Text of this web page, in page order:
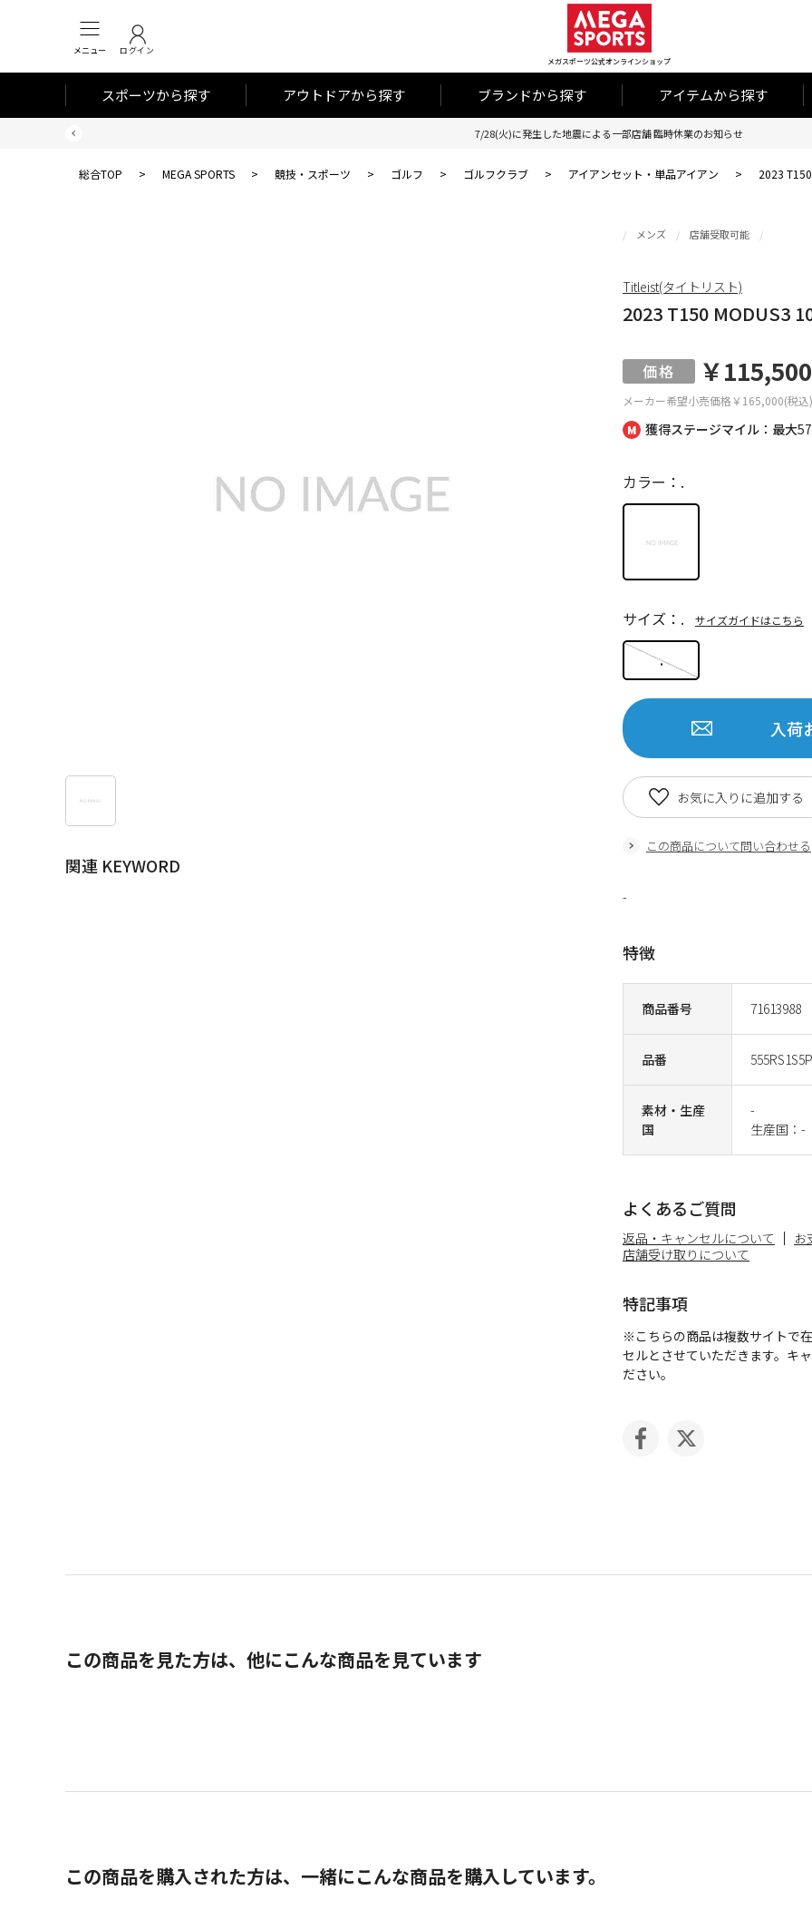
メニュー ログイン
メガスポーツ公式オンラインショップ
スポーツから探す アウトドアから探す ブランドから探す アイテムから探す
7/28(火)に発生した地震による一部店舗 臨時休業のお知らせ
総合TOP > MEGA SPORTS > 競技・スポーツ > ゴルフ > ゴルフクラブ > アイアンセット・単品アイアン > 2023
関連 KEYWORD
獲得ステージマイル：最大
メンズ 店舗受取可能
2023 T150 MODUS3
メーカー希望小売価格￥165,000(税込)
￥115,500
商品番号 71613988
品番
素材・生産
国
-
生産国：-
カラー：.
.
サイズ：. サイズガイドはこちら
入荷
この商品について問い合わせる
お気に入りに追加する
Titleist(タイトリスト)
-
特徴
よくあるご質問
返品・キャンセルについて
お
店舗受け取りについて
特記事項
※こちらの商品は複数サイトで
セルとさせていただきます。キ
ださい。
この商品を見た方は、他にこんな商品を見ています
この商品を購入された方は、一緒にこんな商品を購入しています。